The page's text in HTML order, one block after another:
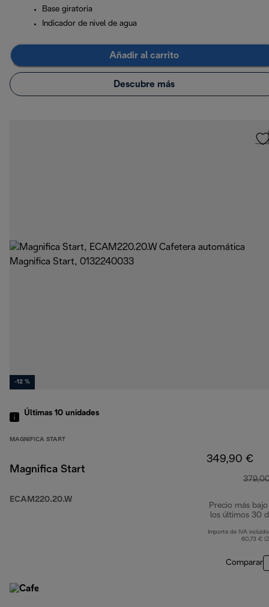
Base giratoria
Indicador de nivel de agua
Añadir al carrito
Descubre más
-12 %
Últimas 10 unidades
MAGNIFICA START
Magnifica Start
ECAM220.20.W
349,90 €
Precio más bajo
los últimos 30
Importe de IVA
60,73 €
Comparar